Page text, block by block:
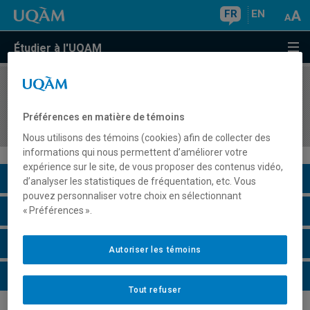
FR EN
Étudier à l'UQAM
COURS//
mathématiques au secondaire - didactique
Description du cours
Horaire - Été 2026
Horaire - Automne 2026
Horaire - Hiver 2027
Préférences en matière de témoins
Nous utilisons des témoins (cookies) afin de collecter des
informations qui nous permettent d’améliorer votre
expérience sur le site, de vous proposer des contenus vidéo,
d’analyser les statistiques de fréquentation, etc. Vous
pouvez personnaliser votre choix en sélectionnant
« Préférences ».
Tout refuser
Autoriser les témoins